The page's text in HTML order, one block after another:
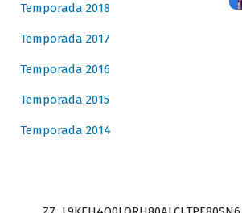
Temporada 2018
Temporada 2017
Temporada 2016
Temporada 2015
Temporada 2014